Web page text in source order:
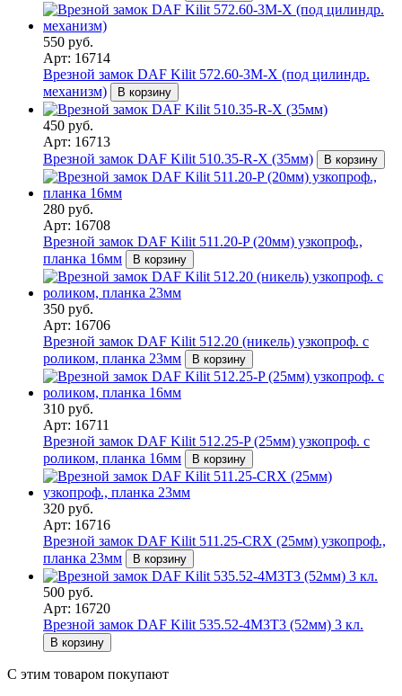
550 руб.
Арт: 16714
Врезной замок DAF Kilit 572.60-3М-Х (под цилиндр.
механизм)
В корзину
450 руб.
Арт: 16713
Врезной замок DAF Kilit 510.35-R-X (35мм)
В корзину
280 руб.
Арт: 16708
Врезной замок DAF Kilit 511.20-P (20мм) узкопроф.,
планка 16мм
В корзину
350 руб.
Арт: 16706
Врезной замок DAF Kilit 512.20 (никель) узкопроф. с
роликом, планка 23мм
В корзину
310 руб.
Арт: 16711
Врезной замок DAF Kilit 512.25-P (25мм) узкопроф. с
роликом, планка 16мм
В корзину
320 руб.
Арт: 16716
Врезной замок DAF Kilit 511.25-CRX (25мм) узкопроф.,
планка 23мм
В корзину
500 руб.
Арт: 16720
Врезной замок DAF Kilit 535.52-4M3T3 (52мм) 3 кл.
В корзину
С этим товаром покупают